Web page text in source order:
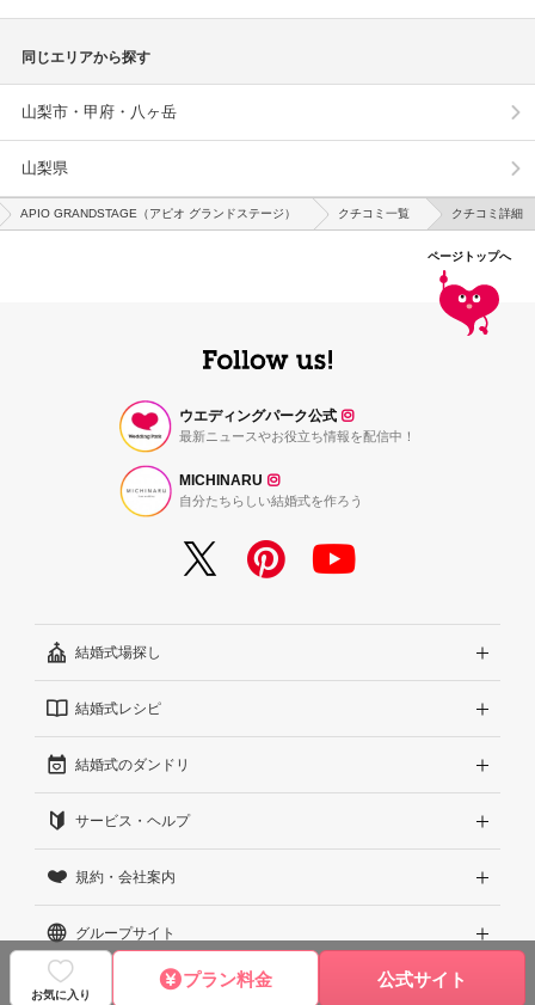
お気に入り
プラン料金 公式サイト
同じエリアから探す
山梨市・甲府・八ヶ岳
山梨県
APIO GRANDSTAGE（アピオ グランドステージ） クチコミ一覧 クチコミ詳細
ページトップへ
ウエディングパーク公式
最新ニュースやお役立ち情報を配信中！
MICHINARU
自分たちらしい結婚式を作ろう
結婚式場探し
エリアから探す
こだわりから探す
雰囲気から探す
見積りから探す
ランキングから探す
アワード受賞会場から探す
結婚式レシピ
結婚式準備レポート『ハナレポ』
結婚式当日の動画『ムビレポ』
結婚式のダンドリ
結婚準備ガイド
Wedding Park Magazine
結婚お悩みQ&A
サービス・ヘルプ
サイトコンセプト
はじめての方へ
運営方針（クチコミへの取り組み）
規約・会社案内
利用規約
プライバシーポリシー
グループサイト
Wedding Park 海外©2026 WEDDING PARK CO., LTD.